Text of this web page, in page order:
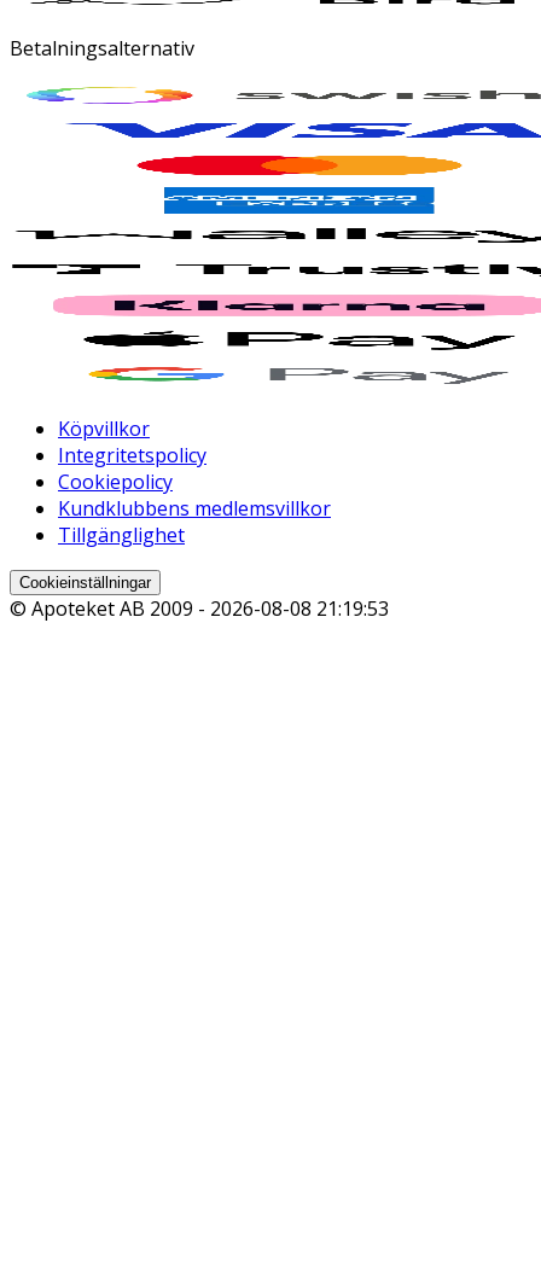
Betalningsalternativ
Köpvillkor
Integritetspolicy
Cookiepolicy
Kundklubbens medlemsvillkor
Tillgänglighet
Cookieinställningar
© Apoteket AB 2009 - 2026-08-08 21:19:53